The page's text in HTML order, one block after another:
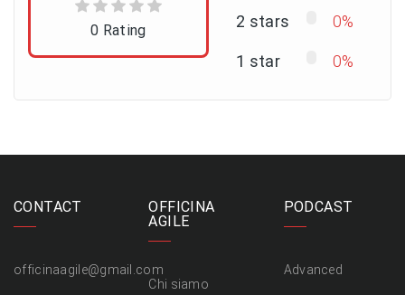
0 Rating 2 stars 0%
1 star 0%
CONTACT
officinaagile@gmail.com
OFFICINA
AGILE
Chi siamo
PODCAST
Advanced